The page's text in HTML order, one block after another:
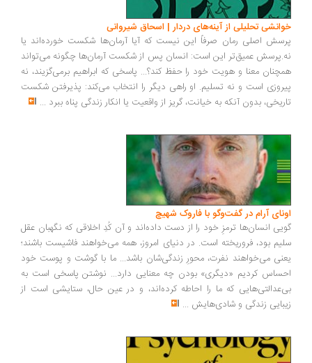
تحلیلی از آینه‌های دردار | اسحاق شیروانی
اصلی رمان صرفاً این نیست که آیا آرمان‌ها شکست خورده‌اند یا
عمیق‌تر این است: انسان پس از شکست آرمان‌ها چگونه می‌تواند
معنا و هویت خود را حفظ کند؟... پاسخی که ابراهیم برمی‌گزیند، نه
است و نه تسلیم. او راهی دیگر را انتخاب می‌کند: پذیرفتن شکست
بدون آنکه به خیانت، گریز از واقعیت یا انکار زندگی پناه ببرد...
آرام در گفت‌وگو با فاروک شهیچ‭
انسان‌ها ترمزِ خود را از دست داده‌اند و آن کُدِ اخلاقی که نگهبان عقل
بود، فروریخته است. در دنیای امروز، همه می‌خواهند فاشیست باشند؛
می‌خواهند نفرت، محورِ زندگی‌شان باشد... ما با گوشت و پوست خود
کردیم «دیگری» بودن چه معنایی دارد... نوشتن پاسخی است به
که ما را احاطه کرده‌اند، و در عین حال، ستایشی است از
زندگی و شادی‌هایش...